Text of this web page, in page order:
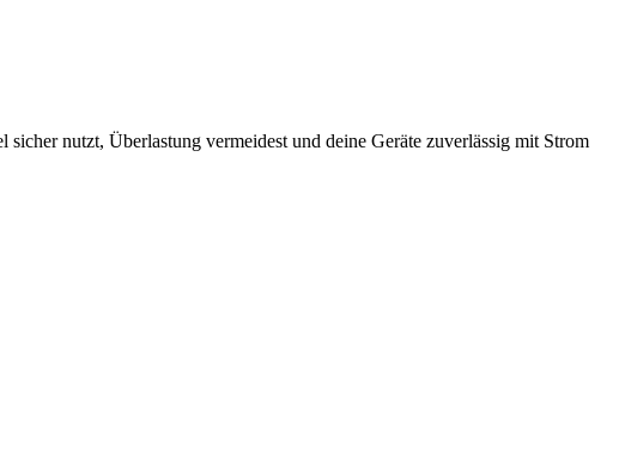
nutzt, Überlastung vermeidest und deine Geräte zuverlässig mit Strom